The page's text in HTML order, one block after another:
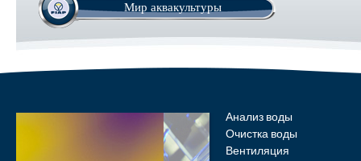
Мир аквакультуры
Анализ воды
Очистка воды
Вентиляция